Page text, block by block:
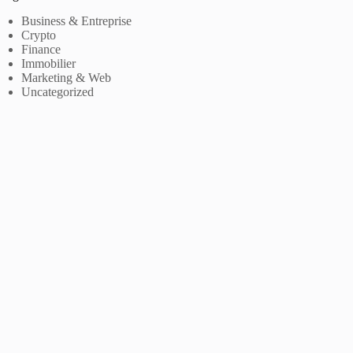
Business & Entreprise
Crypto
Finance
Immobilier
Marketing & Web
Uncategorized